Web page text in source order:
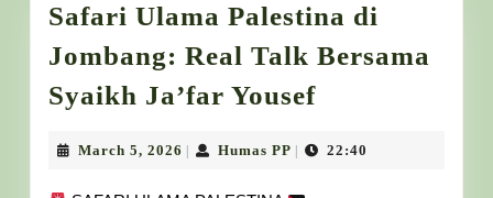
Safari Ulama Palestina di
Jombang: Real Talk Bersama
Syaikh Ja’far YousefSafari
Palestina
March 5, 2026 March
2026
Humas PPHumas22:40